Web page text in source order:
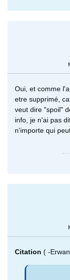
Oui, et comme
etre supprimé,
veut dire "spoil"
info, je n'ai pas
n'importe qui
Citation ( -